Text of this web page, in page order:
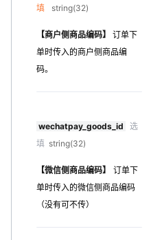
填
string(32)
【商户侧商品编码】
订单下
单时传入的商户侧商品编
码。
wechatpay_goods_id
选
填 string(32)
【微信侧商品编码】
订单下
单时传入的微信侧商品编码
（没有可不传）